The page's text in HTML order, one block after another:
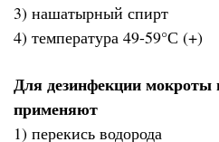
3) нашатырный спирт
4) температура 49-59°С (+)
Для дезинфекции мокроты
применяют
1) перекись водорода